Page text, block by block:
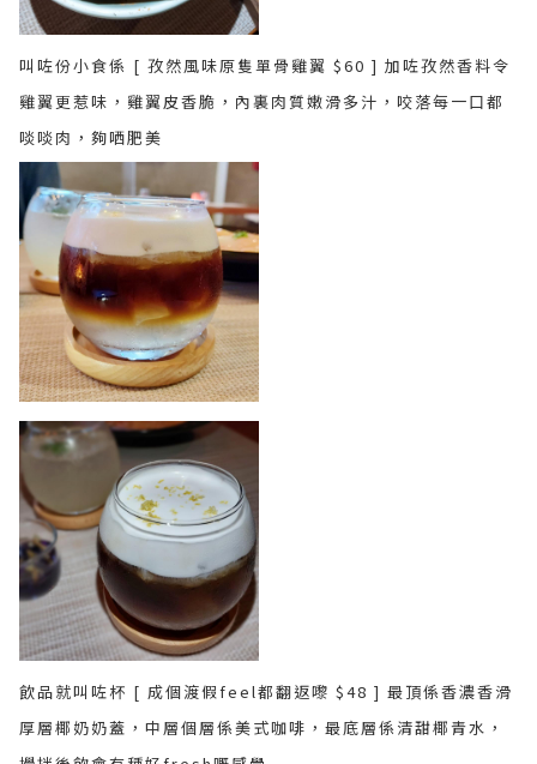
叫咗份小食係 [ 孜然風味原隻單骨雞翼 $60 ] 加咗孜然香料令
雞翼更惹味，雞翼皮香脆，內裏肉質嫩滑多汁，咬落每一口都
啖啖肉，夠哂肥美
飲品就叫咗杯 [ 成個渡假feel都翻返嚟 $48 ] 最頂係香濃香滑
厚層椰奶奶蓋，中層個層係美式咖啡，最底層係清甜椰青水，